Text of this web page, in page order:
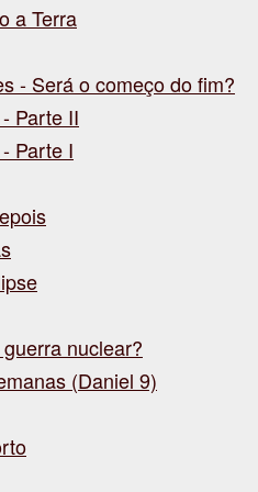
a Terra
- Será o começo do fim?
Parte II
Parte I
nuclear?
(Daniel 9)